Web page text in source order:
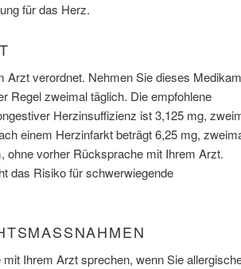
für das Herz.
Arzt verordnet. Nehmen Sie dieses
Regel zweimal täglich. Die empfohlene
Herzinsuffizienz ist 3,125 mg,
einem Herzinfarkt beträgt 6,25 mg,
ohne vorher Rücksprache mit Ihrem Arzt.
das Risiko für schwerwiegende
Ihrem Arzt sprechen, wenn Sie